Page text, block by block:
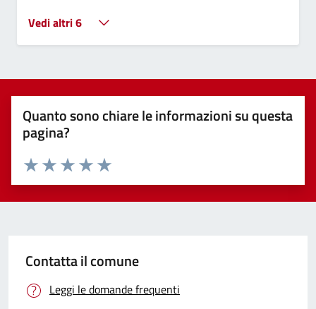
Vedi altri 6
Quanto sono chiare le informazioni su questa
pagina?
Valuta 5 stelle su 5
Valuta 4 stelle su 5
Valuta 3 stelle su 5
Valuta 2 stelle su 5
Valuta 1 stelle su 5
Contatta il comune
Leggi le domande frequenti